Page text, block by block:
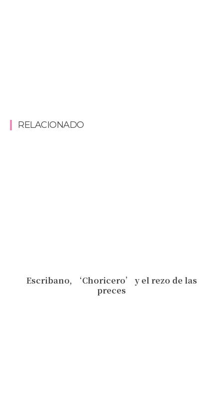
RELACIONADO
Escribano, ‘Choricero’ y el rezo de las
preces